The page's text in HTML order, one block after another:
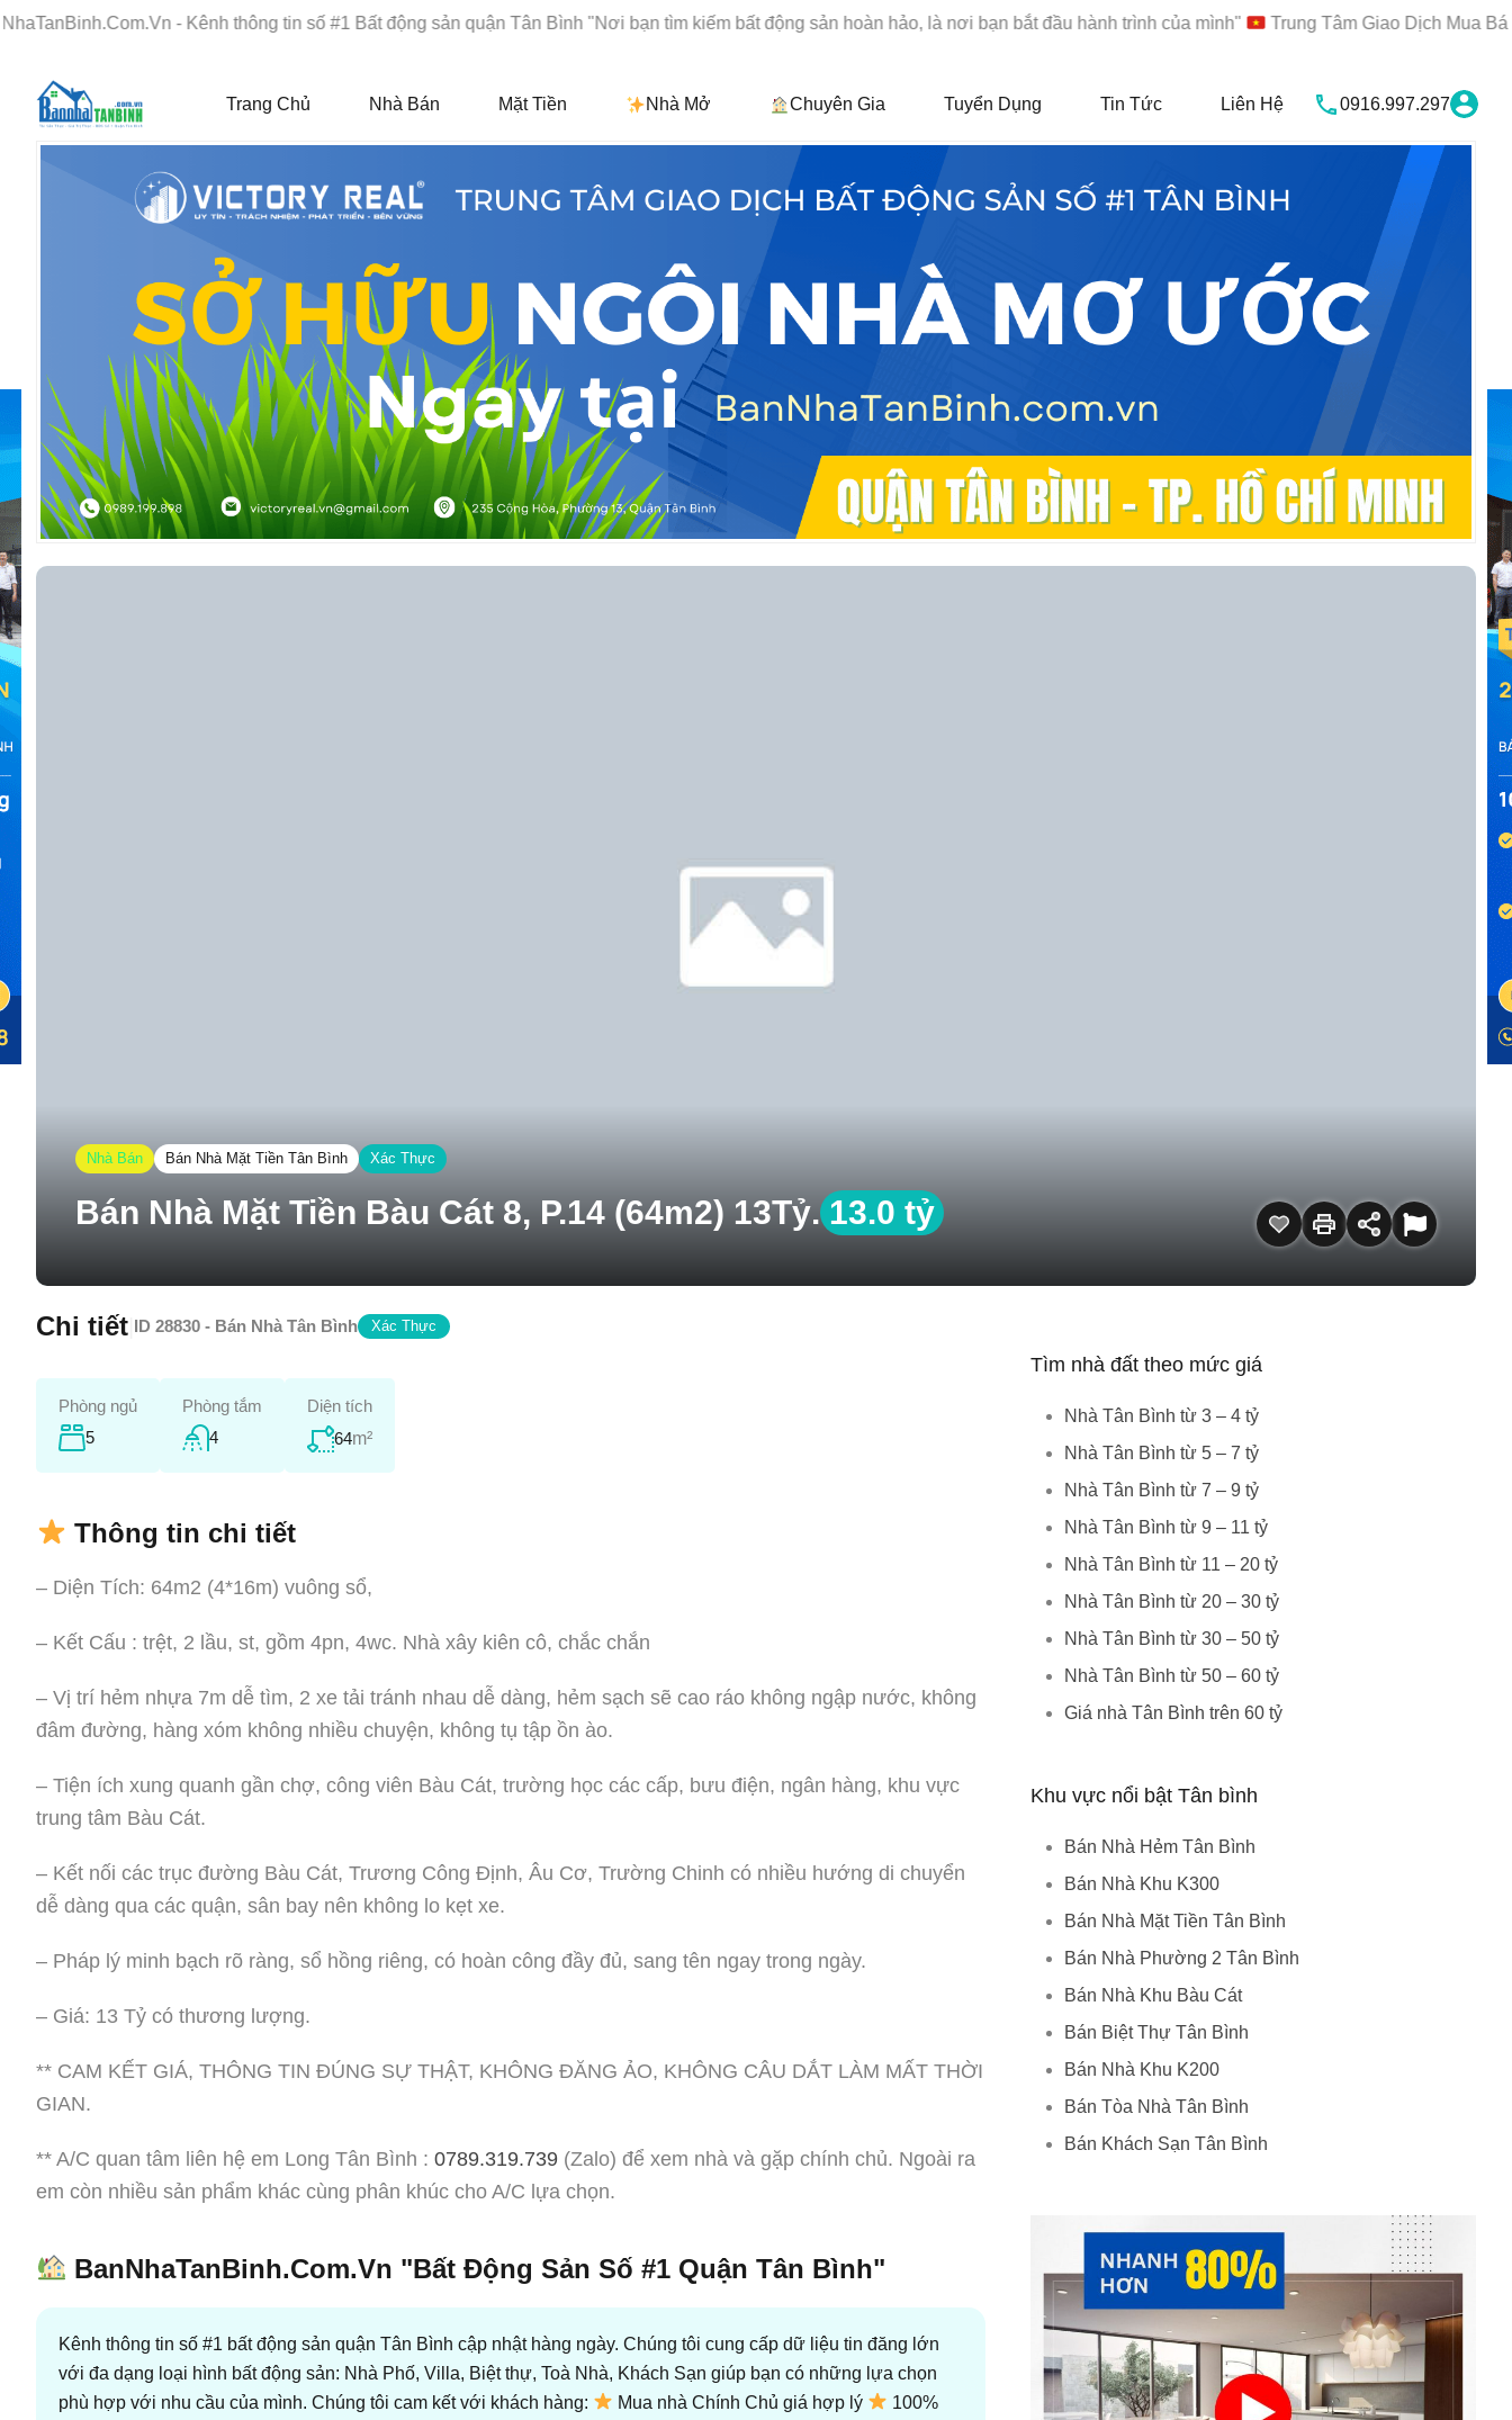
- Kênh thông tin số #1 Bất động sản quận Tân Bình "Nơi bạn tìm kiếm bất động sản hoàn hảo, là nơi bạn bắt đầu hành trình của mình" Trung Tâm Giao Dịch Mua Bán, Ký Gửi,
Trang Chủ Nhà Bán Mặt Tiền Nhà Mở Chuyên Gia Tuyển Dụng Tin Tức Liên Hệ 0916.997.297
Nhà Bán Bán Nhà Mặt Tiền Tân Bình Xác Thực
Bán Nhà Mặt Tiền Bàu Cát 8, P.14 (64m2) 13Tỷ. 13.0 tỷ
Chi tiết ID 28830 - Bán Nhà Tân Bình Xác Thực
Phòng ngủ
5
Phòng tắm
4
Diện tích
64m²
Thông tin chi tiết
– Diện Tích: 64m2 (4*16m) vuông sổ,
– Kết Cấu : trệt, 2 lầu, st, gồm 4pn, 4wc. Nhà xây kiên cô, chắc chắn
– Vị trí hẻm nhựa 7m dễ tìm, 2 xe tải tránh nhau dễ dàng, hẻm sạch sẽ cao ráo không ngập nước, không
đâm đường, hàng xóm không nhiều chuyện, không tụ tập ồn ào.
– Tiện ích xung quanh gần chợ, công viên Bàu Cát, trường học các cấp, bưu điện, ngân hàng, khu vực
trung tâm Bàu Cát.
– Kết nối các trục đường Bàu Cát, Trương Công Định, Âu Cơ, Trường Chinh có nhiều hướng di chuyển
dễ dàng qua các quận, sân bay nên không lo kẹt xe.
– Pháp lý minh bạch rõ ràng, sổ hồng riêng, có hoàn công đầy đủ, sang tên ngay trong ngày.
– Giá: 13 Tỷ có thương lượng.
** CAM KẾT GIÁ, THÔNG TIN ĐÚNG SỰ THẬT, KHÔNG ĐĂNG ẢO, KHÔNG CÂU DẮT LÀM MẤT THỜI
GIAN.
** A/C quan tâm liên hệ em Long Tân Bình : 0789.319.739 (Zalo) để xem nhà và gặp chính chủ. Ngoài ra
em còn nhiều sản phẩm khác cùng phân khúc cho A/C lựa chọn.
BanNhaTanBinh.Com.Vn "Bất Động Sản Số #1 Quận Tân Bình"
Kênh thông tin số #1 bất động sản quận Tân Bình cập nhật hàng ngày. Chúng tôi cung cấp dữ liệu tin đăng lớn
với đa dạng loại hình bất động sản: Nhà Phố, Villa, Biệt thự, Toà Nhà, Khách Sạn giúp bạn có những lựa chọn
phù hợp với nhu cầu của mình. Chúng tôi cam kết với khách hàng:
Mua nhà Chính Chủ giá hợp lý
100%
Tìm nhà đất theo mức giá
Nhà Tân Bình từ 3 – 4 tỷ
Nhà Tân Bình từ 5 – 7 tỷ
Nhà Tân Bình từ 7 – 9 tỷ
Nhà Tân Bình từ 9 – 11 tỷ
Nhà Tân Bình từ 11 – 20 tỷ
Nhà Tân Bình từ 20 – 30 tỷ
Nhà Tân Bình từ 30 – 50 tỷ
Nhà Tân Bình từ 50 – 60 tỷ
Giá nhà Tân Bình trên 60 tỷ
Khu vực nổi bật Tân bình
Bán Nhà Hẻm Tân Bình
Bán Nhà Khu K300
Bán Nhà Mặt Tiền Tân Bình
Bán Nhà Phường 2 Tân Bình
Bán Nhà Khu Bàu Cát
Bán Biệt Thự Tân Bình
Bán Nhà Khu K200
Bán Tòa Nhà Tân Bình
Bán Khách Sạn Tân Bình